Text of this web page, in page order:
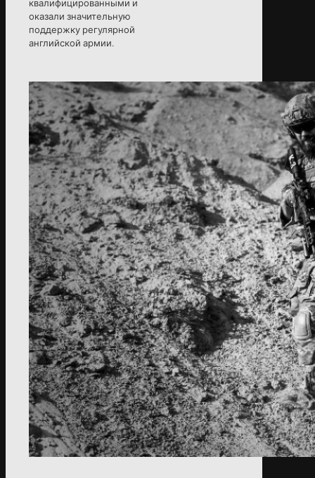
квалифицированными и
оказали значительную
поддержку регулярной
английской армии.